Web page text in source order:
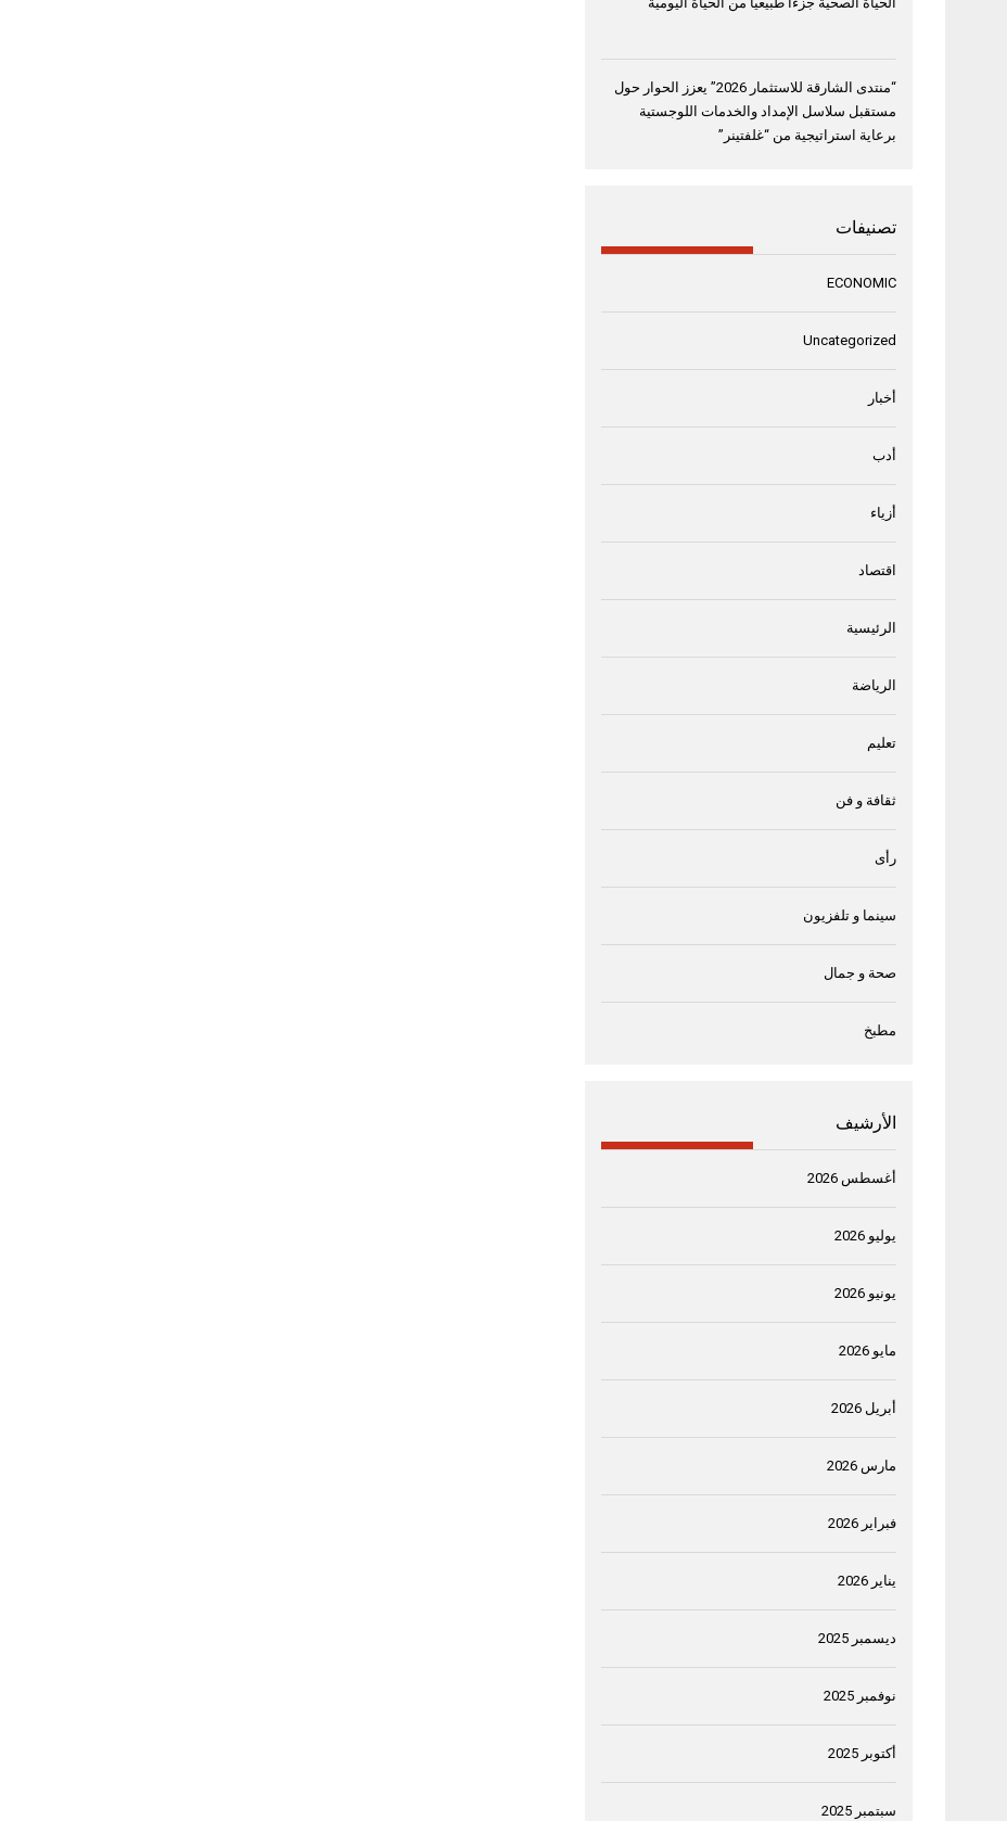
“منتدى الشارقة للاستثمار 2026” يعزز الحوار حول
مستقبل سلاسل الإمداد والخدمات اللوجستية
برعاية استراتيجية من “غلفتينر”
تصنيفات
ECONOMIC
Uncategorized
أخبار
أدب
أزياء
اقتصاد
الرئيسية
الرياضة
تعليم
ثقافة و فن
رأى
سينما و تلفزيون
صحة و جمال
مطبخ
الأرشيف
أغسطس 2026
يوليو 2026
يونيو 2026
مايو 2026
أبريل 2026
مارس 2026
فبراير 2026
يناير 2026
ديسمبر 2025
نوفمبر 2025
أكتوبر 2025
سبتمبر 2025